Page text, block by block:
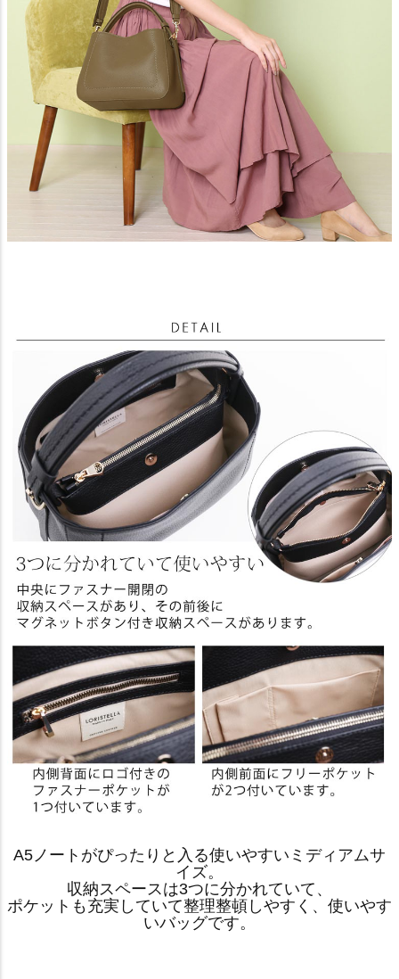
A5ノートがぴったりと入る使いやすいミディアムサ
イズ。
収納スペースは3つに分かれていて、
ポケットも充実していて整理整頓しやすく、使いやす
いバッグです。